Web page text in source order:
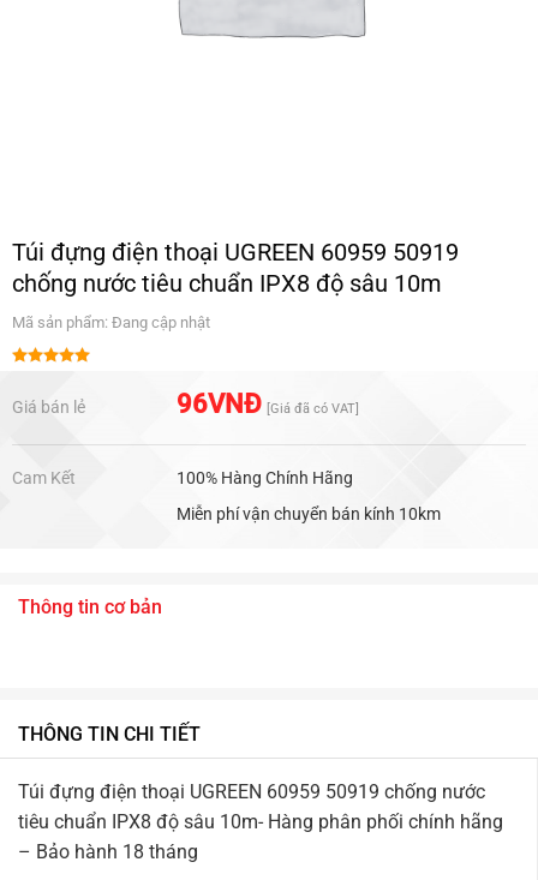
Túi đựng điện thoại UGREEN 60959 50919
chống nước tiêu chuẩn IPX8 độ sâu 10m
Mã sản phẩm: Đang cập nhật
5 sao
Giá bán lẻ 96VNĐ [Giá đã có VAT]
Cam Kết
100% Hàng Chính Hãng
Miễn phí vận chuyển bán kính 10km
Thông tin cơ bản
THÔNG TIN CHI TIẾT
Túi đựng điện thoại UGREEN 60959 50919 chống nước
tiêu chuẩn IPX8 độ sâu 10m- Hàng phân phối chính hãng
– Bảo hành 18 tháng